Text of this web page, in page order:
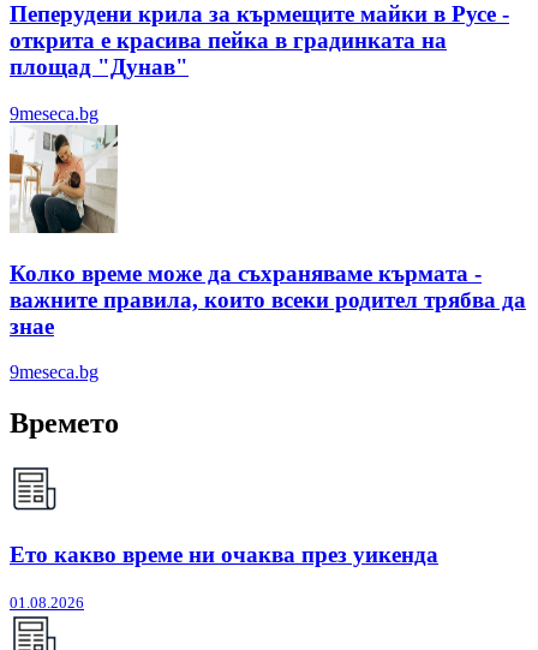
Пеперудени крила за кърмещите майки в Русе -
открита е красива пейка в градинката на
площад "Дунав"
9meseca.bg
Колко време може да съхраняваме кърмата -
важните правила, които всеки родител трябва да
знае
9meseca.bg
Времето
Ето какво време ни очаква през уикенда
01.08.2026